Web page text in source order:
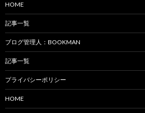
HOME
記事一覧
ブログ管理人：BOOKMAN
記事一覧
プライバシーポリシー
HOME